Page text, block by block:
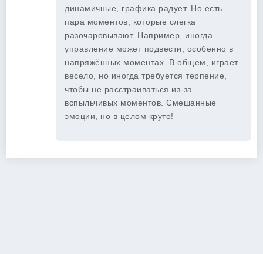
динамичные, графика радует. Но есть
пара моментов, которые слегка
разочаровывают. Например, иногда
управление может подвести, особенно в
напряжённых моментах. В общем, играет
весело, но иногда требуется терпение,
чтобы не расстраиваться из-за
вспыльчивых моментов. Смешанные
эмоции, но в целом круто!